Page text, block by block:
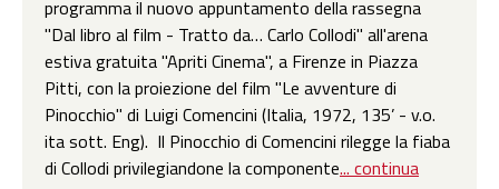
programma il nuovo appuntamento della rassegna
"Dal libro al film - Tratto da… Carlo Collodi" all'arena
estiva gratuita "Apriti Cinema", a Firenze in Piazza
Pitti, con la proiezione del film "Le avventure di
Pinocchio" di Luigi Comencini (Italia, 1972, 135’ - v.o.
ita sott. Eng). Il Pinocchio di Comencini rilegge la fiaba
di Collodi privilegiandone la componente... continua